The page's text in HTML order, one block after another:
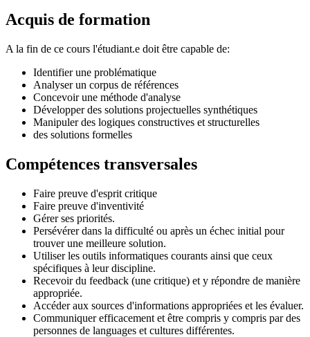
Acquis de formation
A la fin de ce cours l'étudiant.e doit être capable de:
Identifier une problématique
Analyser un corpus de références
Concevoir une méthode d'analyse
Développer des solutions projectuelles synthétiques
Manipuler des logiques constructives et structurelles
des solutions formelles
Compétences transversales
Faire preuve d'esprit critique
Faire preuve d'inventivité
Gérer ses priorités.
Persévérer dans la difficulté ou après un échec initial pour
trouver une meilleure solution.
Utiliser les outils informatiques courants ainsi que ceux
spécifiques à leur discipline.
Recevoir du feedback (une critique) et y répondre de manière
appropriée.
Accéder aux sources d'informations appropriées et les évaluer.
Communiquer efficacement et être compris y compris par des
personnes de languages et cultures différentes.